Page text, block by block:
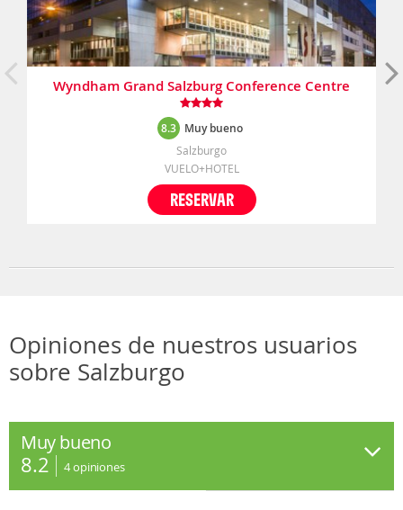
Wyndham Grand Salzburg Conference Centre
8.3 Muy bueno
Salzburgo
VUELO+HOTEL
RESERVAR
Opiniones de nuestros usuarios
sobre Salzburgo
Muy bueno
8.2 4opiniones